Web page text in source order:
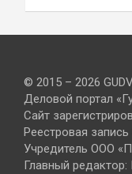
© 2015 – 2026
Деловой портал
Сайт
Реестровая
Учредитель ООО
Главный